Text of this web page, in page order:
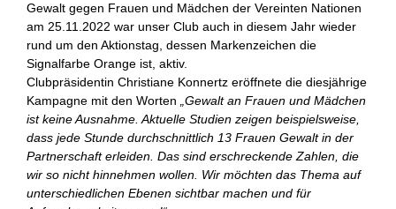
Gewalt gegen Frauen und Mädchen der Vereinten Nationen
am 25.11.2022 war unser Club auch in diesem Jahr wieder
rund um den Aktionstag, dessen Markenzeichen die
Signalfarbe Orange ist, aktiv.
Clubpräsidentin Christiane Konnertz eröffnete die diesjährige
Kampagne mit den Worten „Gewalt an Frauen und Mädchen
ist keine Ausnahme. Aktuelle Studien zeigen beispielsweise,
dass jede Stunde durchschnittlich 13 Frauen Gewalt in der
Partnerschaft erleiden. Das sind erschreckende Zahlen, die
wir so nicht hinnehmen wollen. Wir möchten das Thema auf
unterschiedlichen Ebenen sichtbar machen und für